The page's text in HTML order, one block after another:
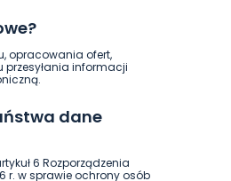
opracowania ofert,
przesyłania informacji
dane
6 Rozporządzenia
r. w sprawie ochrony osób